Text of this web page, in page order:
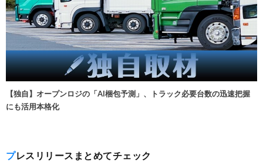
【独自】オープンロジの「AI梱包予測」、トラック必要台数の迅速把握
にも活用本格化
プレスリリースまとめてチェック